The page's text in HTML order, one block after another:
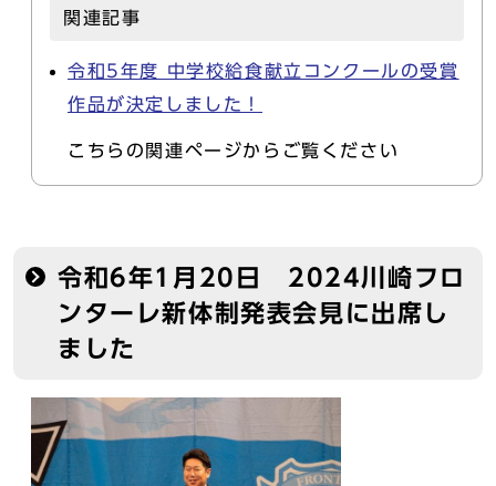
関連記事
令和5年度 中学校給食献立コンクールの受賞
作品が決定しました！
こちらの関連ページからご覧ください
令和6年1月20日 2024川崎フロ
ンターレ新体制発表会見に出席し
ました